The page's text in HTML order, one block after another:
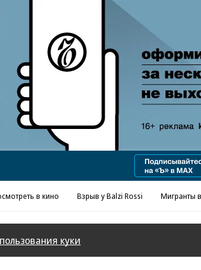
в «Ъ» www.kommersant.ru/ad
в кино Взрыв у Balzi Rossi Мигранты
куки